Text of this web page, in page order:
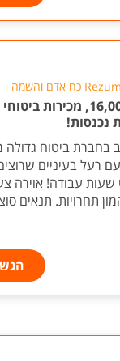
שכר 16,000, מכירות
נכנסות!
בחברת ביטוח
עם רעל בעיניים
עבודה! אוירה
תחרויות. תנאים